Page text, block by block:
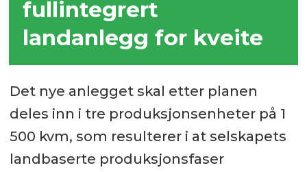
fullintegrert
landanlegg for kveite
Det nye anlegget skal etter planen
deles inn i tre produksjonsenheter på 1
500 kvm, som resulterer i at selskapets
landbaserte produksjonsfaser